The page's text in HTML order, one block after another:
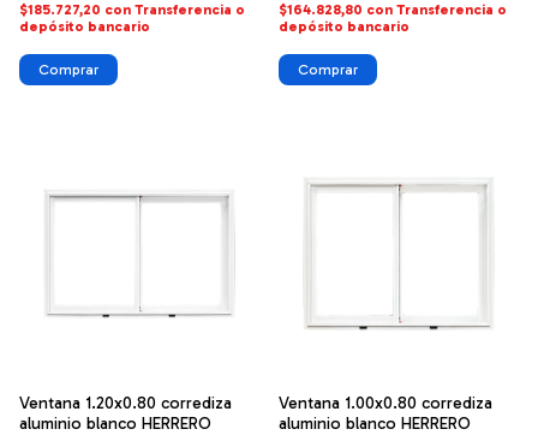
$185.727,20 con Transferencia o
depósito bancario
$164.828,80 con Transferencia o
depósito bancario
Ventana 1.20x0.80 corrediza
aluminio blanco HERRERO
Ventana 1.00x0.80 corrediza
aluminio blanco HERRERO